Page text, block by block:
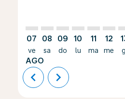
07
ve
AGO
08
sa
09
do
10
lu
11
ma
12
me
chevron_left chevron_right